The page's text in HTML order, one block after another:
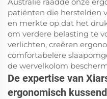
patiënten die herstelden
en merkte op dat het
om verdere belasting te
verlichten, creëren
comfortabelere
de wervelkolom
De expertise van
ergonomisch